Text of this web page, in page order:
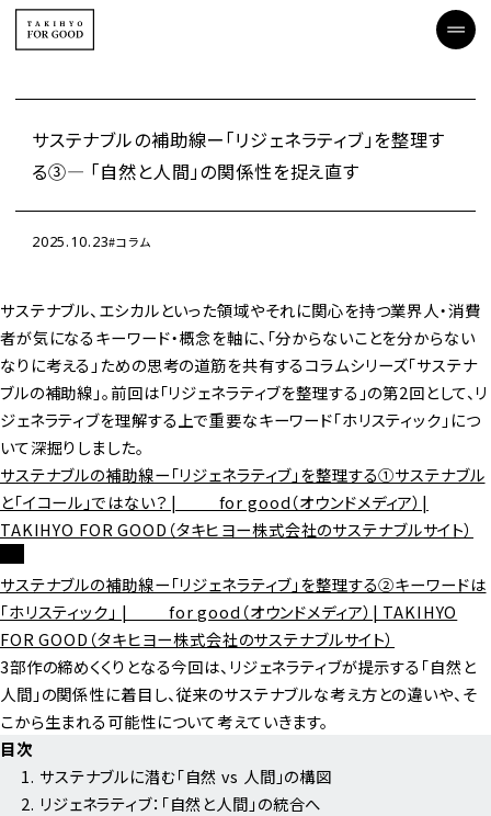
サステナブルの補助線ー「リジェネラティブ」を整理す
る③― 「自然と人間」の関係性を捉え直す
2025.10.23 コラム
サステナブル、エシカルといった領域やそれに関心を持つ業界人・消費
者が気になるキーワード・概念を軸に、「分からないことを分からない
なりに考える」ための思考の道筋を共有するコラムシリーズ「サステナ
ブルの補助線」。前回は「リジェネラティブを整理する」の第2回として、リ
ジェネラティブを理解する上で重要なキーワード「ホリスティック」につ
いて深掘りしました。
サステナブルの補助線ー「リジェネラティブ」を整理する①サステナブル
と「イコール」ではない？ | ＿＿ for good（オウンドメディア）|
TAKIHYO FOR GOOD（タキヒヨー株式会社のサステナブルサイト）
サステナブルの補助線ー「リジェネラティブ」を整理する②キーワードは
「ホリスティック」 | ＿＿ for good（オウンドメディア）| TAKIHYO
FOR GOOD（タキヒヨー株式会社のサステナブルサイト）
3部作の締めくくりとなる今回は、リジェネラティブが提示する「自然と
人間」の関係性に着目し、従来のサステナブルな考え方との違いや、そ
こから生まれる可能性について考えていきます。
目次
サステナブルに潜む「自然 vs 人間」の構図
リジェネラティブ：「自然と人間」の統合へ